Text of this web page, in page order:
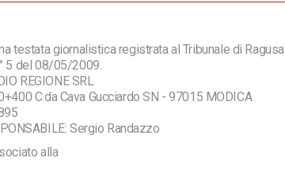
testata giornalistica registrata al Tribunale di Ragusa
5 del 08/05/2009.
REGIONE SRL
C.da Cava Gucciardo SN - 97015 MODICA
Sergio Randazzo
alla